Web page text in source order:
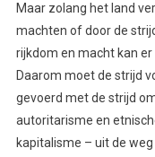
Maar zolang het land
machten of door de
rijkdom en macht kan
Daarom moet de strijd
gevoerd met de strijd
autoritarisme en
kapitalisme – uit de